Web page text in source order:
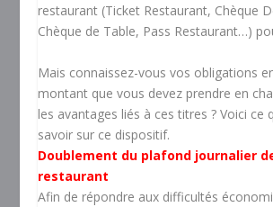
restaurant (Ticket Restaurant, Chèque
Chèque de Table, Pass Restaurant…)
Mais connaissez-vous vos obligations
montant que vous devez prendre en
les avantages liés à ces titres ? Voici ce
savoir sur ce dispositif.
Doublement du plafond journalier
restaurant
Afin de répondre aux difficultés